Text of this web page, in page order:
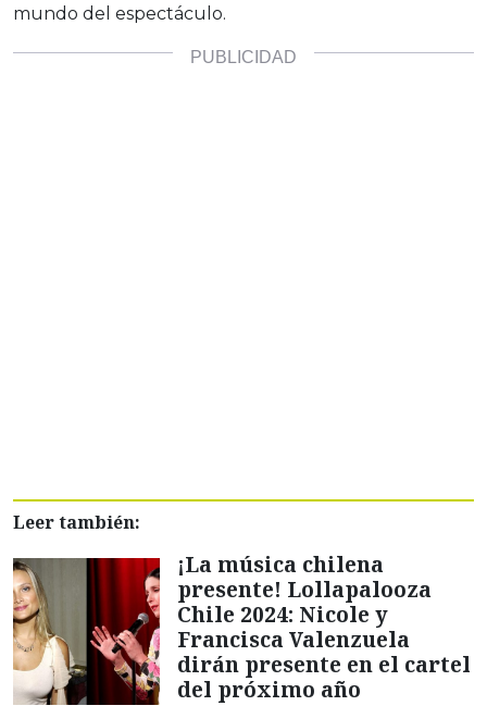
mundo del espectáculo.
Leer también:
¡La música chilena
presente! Lollapalooza
Chile 2024: Nicole y
Francisca Valenzuela
dirán presente en el cartel
del próximo año